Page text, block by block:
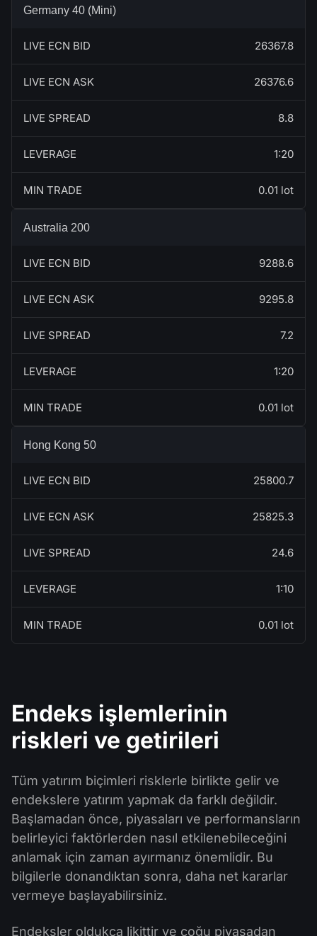
Germany 40 (Mini)
LIVE ECN BID 26367.8
LIVE ECN ASK 26376.6
LIVE SPREAD 8.8
LEVERAGE 1:20
MIN TRADE 0.01 lot
Australia 200
LIVE ECN BID 9288.6
LIVE ECN ASK 9295.8
LIVE SPREAD 7.2
LEVERAGE 1:20
MIN TRADE 0.01 lot
Hong Kong 50
LIVE ECN BID 25800.7
LIVE ECN ASK 25825.3
LIVE SPREAD 24.6
LEVERAGE 1:10
MIN TRADE 0.01 lot
Endeks işlemlerinin
riskleri ve getirileri
Tüm yatırım biçimleri risklerle birlikte gelir ve
endekslere yatırım yapmak da farklı değildir.
Başlamadan önce, piyasaları ve performansların
belirleyici faktörlerden nasıl etkilenebileceğini
anlamak için zaman ayırmanız önemlidir. Bu
bilgilerle donandıktan sonra, daha net kararlar
vermeye başlayabilirsiniz.
Endeksler oldukça likittir ve çoğu piyasadan